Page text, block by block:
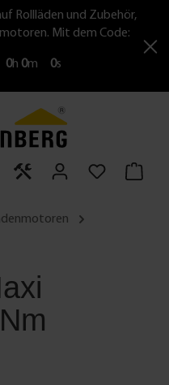
Rollläden und Zubehör,
Mit dem Code:
0h 0m 0s